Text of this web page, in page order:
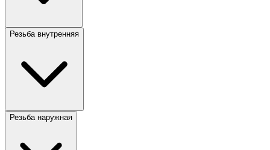
Резьба внутренняя
Резьба наружная